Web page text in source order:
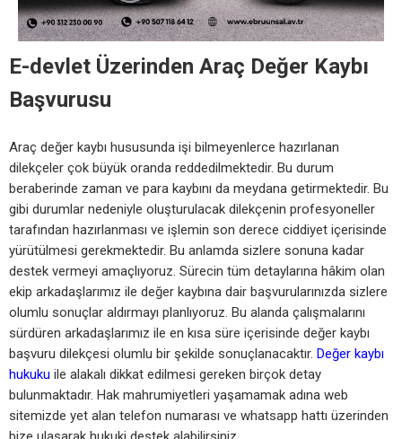
E-devlet Üzerinden Araç Değer Kaybı
Başvurusu
Araç değer kaybı hususunda işi bilmeyenlerce hazırlanan
dilekçeler çok büyük oranda reddedilmektedir. Bu durum
beraberinde zaman ve para kaybını da meydana getirmektedir. Bu
gibi durumlar nedeniyle oluşturulacak dilekçenin profesyoneller
tarafından hazırlanması ve işlemin son derece ciddiyet içerisinde
yürütülmesi gerekmektedir. Bu anlamda sizlere sonuna kadar
destek vermeyi amaçlıyoruz. Sürecin tüm detaylarına hâkim olan
ekip arkadaşlarımız ile değer kaybına dair başvurularınızda sizlere
olumlu sonuçlar aldırmayı planlıyoruz. Bu alanda çalışmalarını
sürdüren arkadaşlarımız ile en kısa süre içerisinde değer kaybı
başvuru dilekçesi olumlu bir şekilde sonuçlanacaktır. Değer kaybı
hukuku ile alakalı dikkat edilmesi gereken birçok detay
bulunmaktadır. Hak mahrumiyetleri yaşamamak adına web
sitemizde yet alan telefon numarası ve whatsapp hattı üzerinden